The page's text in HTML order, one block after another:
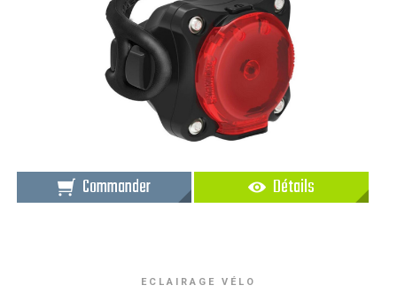
Commander Détails
ECLAIRAGE VÉLO